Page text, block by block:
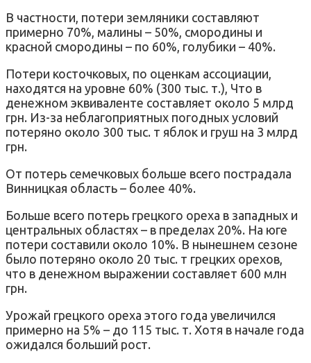
В частности, потери земляники составляют
примерно 70%, малины – 50%, смородины и
красной смородины – по 60%, голубики – 40%.
Потери косточковых, по оценкам ассоциации,
находятся на уровне 60% (300 тыс. т.), Что в
денежном эквиваленте составляет около 5 млрд
грн. Из-за неблагоприятных погодных условий
потеряно около 300 тыс. т яблок и груш на 3 млрд
грн.
От потерь семечковых больше всего пострадала
Винницкая область – более 40%.
Больше всего потерь грецкого ореха в западных и
центральных областях – в пределах 20%. На юге
потери составили около 10%. В нынешнем сезоне
было потеряно около 20 тыс. т грецких орехов,
что в денежном выражении составляет 600 млн
грн.
Урожай грецкого ореха этого года увеличился
примерно на 5% – до 115 тыс. т. Хотя в начале года
ожидался больший рост.